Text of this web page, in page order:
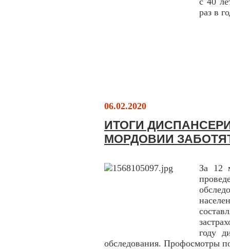
раз в
06.02.2020
ИТОГИ
МОРДОВИИ
За 12
году
обследования. Профосмотры